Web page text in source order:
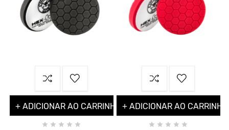
+ ADICIONAR AO CARRINHO
    
+ ADICIONAR AO CARRINHO
    